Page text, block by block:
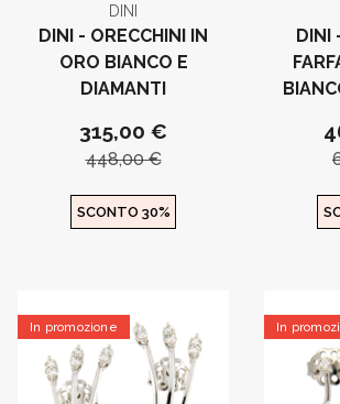
DINI
DINI - ORECCHINI IN
ORO BIANCO E
DIAMANTI
315,00 €
448,00 €
SCONTO 30%
DINI
In promozione In